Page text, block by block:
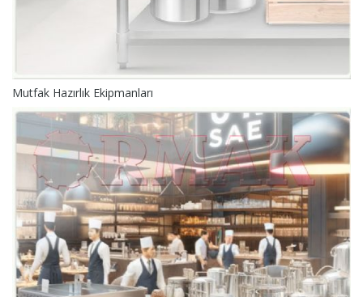
Mutfak Hazırlık Ekipmanları